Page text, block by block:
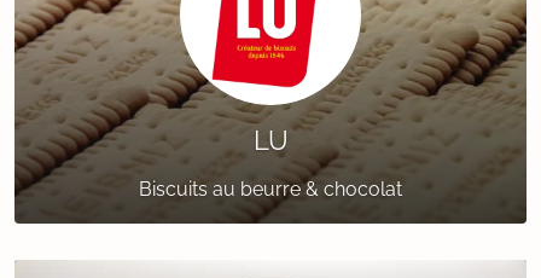
LU
Biscuits au beurre & chocolat